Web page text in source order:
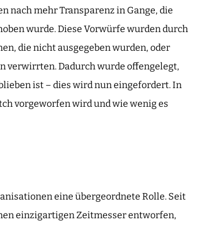
nach mehr Transparenz in Gange, die
wurde. Diese Vorwürfe wurden durch
die nicht ausgegeben wurden, oder
verwirrten. Dadurch wurde offengelegt,
ist – dies wird nun eingefordert. In
vorgeworfen wird und wie wenig es
eine übergeordnete Rolle. Seit
einzigartigen Zeitmesser entworfen,